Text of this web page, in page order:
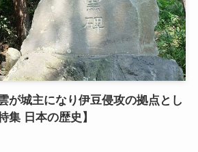
が城主になり伊豆侵攻の拠点とし
集 日本の歴史】